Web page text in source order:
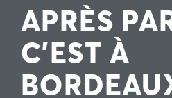
APRÈS
C’EST À